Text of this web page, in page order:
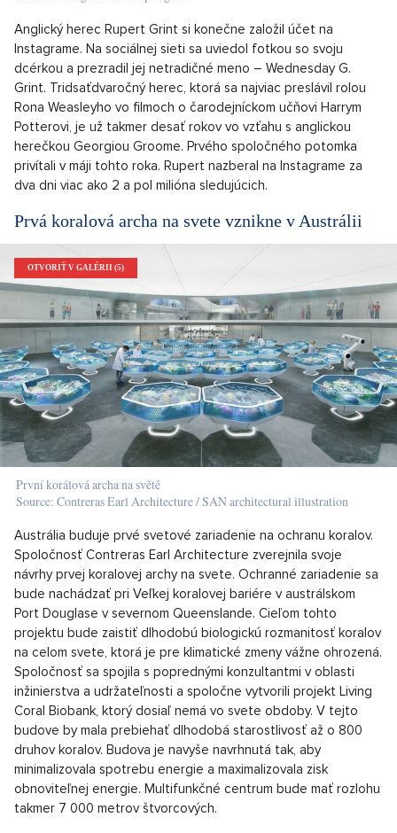
Anglický herec Rupert Grint si konečne založil účet na
Instagrame. Na sociálnej sieti sa uviedol fotkou so svoju
dcérkou a prezradil jej netradičné meno – Wednesday G.
Grint. Tridsaťdvaročný herec, ktorá sa najviac preslávil rolou
Rona Weasleyho vo filmoch o čarodejníckom učňovi Harrym
Potterovi, je už takmer desať rokov vo vzťahu s anglickou
herečkou Georgiou Groome. Prvého spoločného potomka
privítali v máji tohto roka. Rupert nazberal na Instagrame za
dva dni viac ako 2 a pol milióna sledujúcich.
Prvá koralová archa na svete vznikne v Austrálii
OTVORIŤ V GALÉRII (5)
První korálová archa na světě
Source: Contreras Earl Architecture / SAN architectural illustration
Austrália buduje prvé svetové zariadenie na ochranu koralov.
Spoločnosť Contreras Earl Architecture zverejnila svoje
návrhy prvej koralovej archy na svete. Ochranné zariadenie sa
bude nachádzať pri Veľkej koralovej bariére v austrálskom
Port Douglase v severnom Queenslande. Cieľom tohto
projektu bude zaistiť dlhodobú biologickú rozmanitosť koralov
na celom svete, ktorá je pre klimatické zmeny vážne ohrozená.
Spoločnosť sa spojila s poprednými konzultantmi v oblasti
inžinierstva a udržateľnosti a spoločne vytvorili projekt Living
Coral Biobank, ktorý dosiaľ nemá vo svete obdoby. V tejto
budove by mala prebiehať dlhodobá starostlivosť až o 800
druhov koralov. Budova je navyše navrhnutá tak, aby
minimalizovala spotrebu energie a maximalizovala zisk
obnoviteľnej energie. Multifunkčné centrum bude mať rozlohu
takmer 7 000 metrov štvorcových.